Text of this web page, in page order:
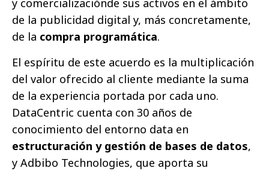
de la publicidad digital y, más concretamente,
de la compra programática.
El espíritu de este acuerdo es la multiplicación
del valor ofrecido al cliente mediante la suma
de la experiencia portada por cada uno.
DataCentric cuenta con 30 años de
conocimiento del entorno data en
estructuración y gestión de bases de datos,
y Adbibo Technologies, que aporta su